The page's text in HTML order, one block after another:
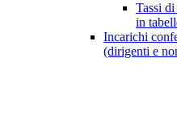
Tassi
in
Incarichi
(dirigenti e